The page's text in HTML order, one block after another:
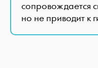
сопровождается
но не приводит к